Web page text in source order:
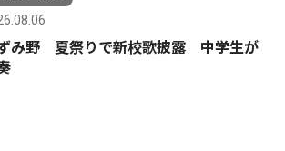
み野 夏祭りで新校歌披露 中学生が